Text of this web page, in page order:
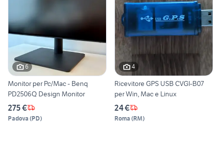
6
Monitor per Pc/Mac - Benq
PD2506Q Design Monitor
275 €
Padova (PD)
4
Ricevitore GPS USB CVGI-B07
per Win, Mac e Linux
24 €
Roma (RM)